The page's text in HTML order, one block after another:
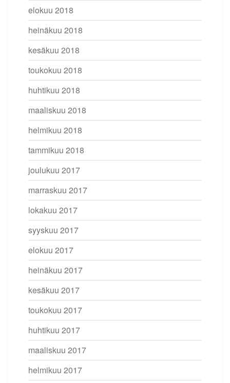
elokuu 2018
heinäkuu 2018
kesäkuu 2018
toukokuu 2018
huhtikuu 2018
maaliskuu 2018
helmikuu 2018
tammikuu 2018
joulukuu 2017
marraskuu 2017
lokakuu 2017
syyskuu 2017
elokuu 2017
heinäkuu 2017
kesäkuu 2017
toukokuu 2017
huhtikuu 2017
maaliskuu 2017
helmikuu 2017